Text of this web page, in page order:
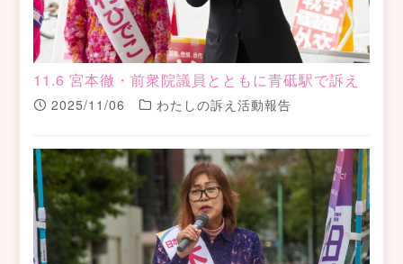
11.6 宮本徹・前衆院議員とともに青砥駅で訴え
2025/11/06 わたしの訴え活動報告